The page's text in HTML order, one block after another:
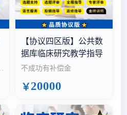
【协议四区版】公共数
据库临床研究教学指导
不成功有补偿金
￥20000